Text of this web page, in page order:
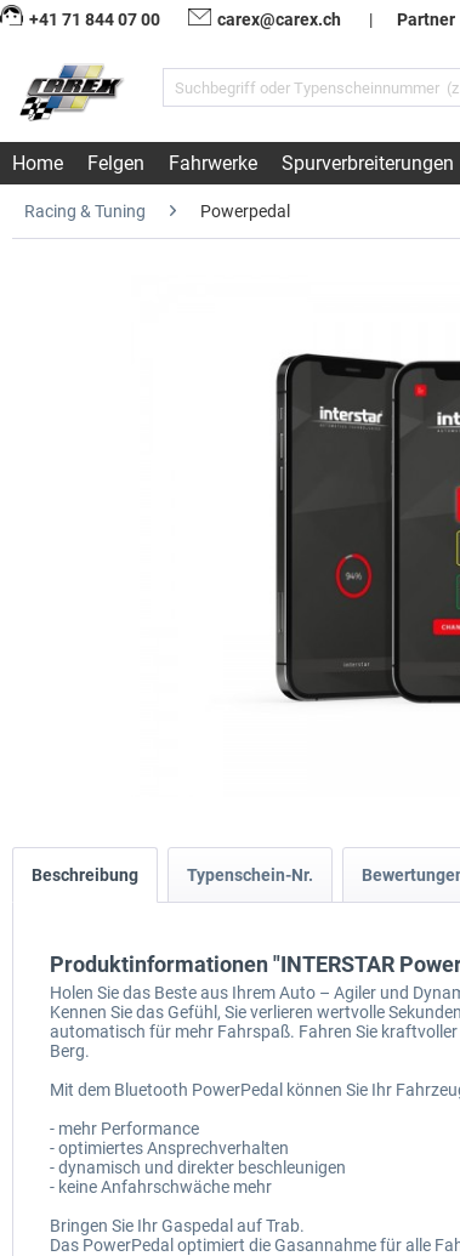
+41 71 844 07 00 carex@carex.ch | Partner
Home Felgen Fahrwerke Spurverbreiterungen
Racing & Tuning Powerpedal
Beschreibung Typenschein-Nr.
Produktinformationen "INTERSTAR
Holen Sie das Beste aus Ihrem Auto – Agiler und
Kennen Sie das Gefühl, Sie verlieren wertvolle
automatisch für mehr Fahrspaß. Fahren Sie
Berg.
Mit dem Bluetooth PowerPedal können Sie Ihr
- mehr Performance
- optimiertes Ansprechverhalten
- dynamisch und direkter beschleunigen
- keine Anfahrschwäche mehr
Bringen Sie Ihr Gaspedal auf Trab.
Das PowerPedal optimiert die Gasannahme für alle